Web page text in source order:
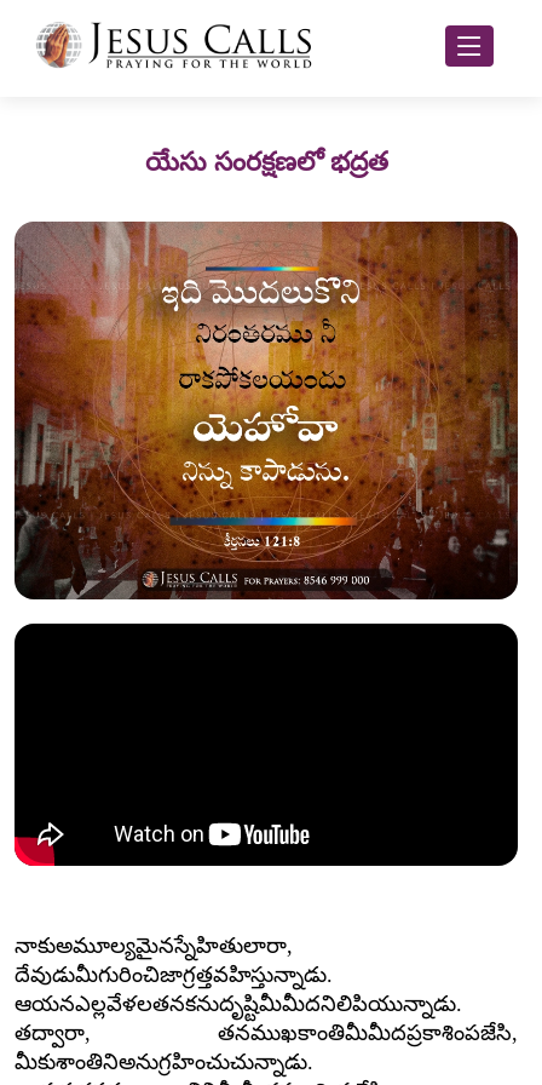
యేసు సంరక్షణలో భద్రత
నాకుఅమూల్యమైనస్నేహితులారా,
దేవుడుమీగురించిజాగ్రత్తవహిస్తున్నాడు.
ఆయనఎల్లవేళలతనకనుదృష్టిమీమీదనిలిపియున్నాడు.
తద్వారా, తనముఖకాంతిమీమీదప్రకాశింపజేసి,
మీకుశాంతినిఅనుగ్రహించుచున్నాడు.